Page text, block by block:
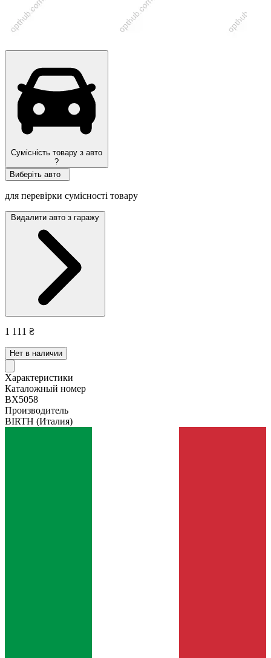
Сумісність товару з авто
?
Виберіть авто
для перевірки сумісності товару
Видалити авто з гаражу
1 111 ₴
Нет в наличии
Характеристики
Каталожный номер
BX5058
Производитель
BIRTH (Италия)